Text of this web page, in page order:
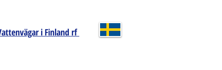
i Finland rf